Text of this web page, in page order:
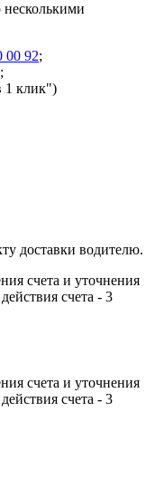
00 92;
1 клик")
доставки водителю.
счета и уточнения
счета - 3
счета и уточнения
счета - 3